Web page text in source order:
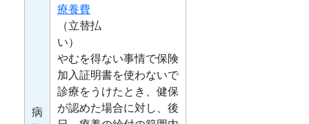
病
療養費
（立替払
い）
やむを得ない事情で保険
加入証明書を使わないで
診療をうけたとき、健保
が認めた場合に対し、後